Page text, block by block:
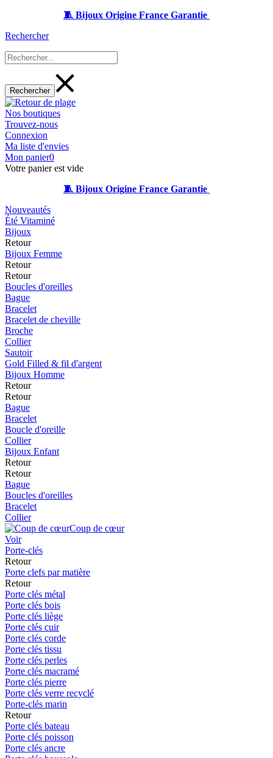
🧵 Bijoux Origine France Garantie
Rechercher
Nos boutiques
Trouvez-nous
Connexion
Ma liste d'envies
Mon panier0
Votre panier est vide
🧵 Bijoux Origine France Garantie
Nouveautés
Été Vitaminé
Bijoux
Retour
Bijoux Femme
Retour
Retour
Boucles d'oreilles
Bague
Bracelet
Bracelet de cheville
Broche
Collier
Sautoir
Gold Filled & fil d'argent
Bijoux Homme
Retour
Retour
Bague
Bracelet
Boucle d'oreille
Collier
Bijoux Enfant
Retour
Retour
Bague
Boucles d'oreilles
Bracelet
Collier
Coup de cœur
Voir
Porte-clés
Retour
Porte clefs par matière
Retour
Porte clés métal
Porte clés bois
Porte clés liège
Porte clés cuir
Porte clés corde
Porte clés tissu
Porte clés perles
Porte clés macramé
Porte clés pierre
Porte clés verre recyclé
Porte-clés marin
Retour
Porte clés bateau
Porte clés poisson
Porte clés ancre